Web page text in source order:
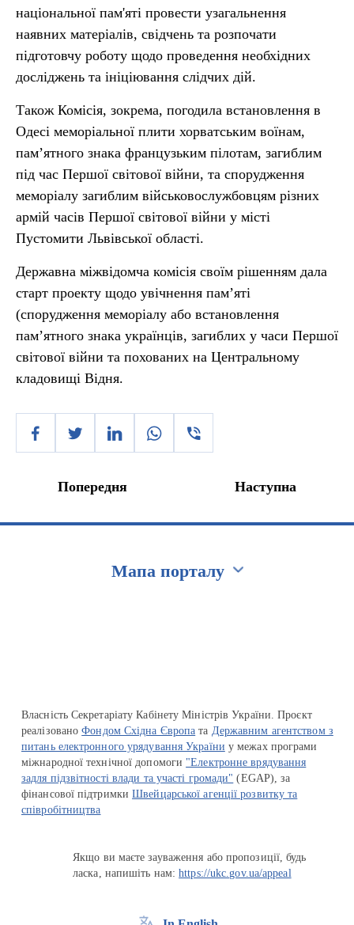
національної пам'яті провести узагальнення
наявних матеріалів, свідчень та розпочати
підготовчу роботу щодо проведення необхідних
досліджень та ініціювання слідчих дій.
Також Комісія, зокрема, погодила встановлення в
Одесі меморіальної плити хорватським воїнам,
пам’ятного знака французьким пілотам, загиблим
під час Першої світової війни, та спорудження
меморіалу загиблим військовослужбовцям різних
армій часів Першої світової війни у місті
Пустомити Львівської області.
Державна міжвідомча комісія своїм рішенням дала
старт проекту щодо увічнення пам’яті
(спорудження меморіалу або встановлення
пам’ятного знака українців, загиблих у часи Першої
світової війни та похованих на Центральному
кладовищі Відня.
Попередня Наступна
Мапа порталу
Власність Секретаріату Кабінету Міністрів України. Проєкт
реалізованоФондом Східна Європа та Державним агентством з
питань електронного урядування України у межах програми
міжнародної технічної допомоги "Електронне врядування
задля підзвітності влади та участі громади" (EGAP), за
фінансової підтримкиШвейцарської агенції розвитку та
співробітництва
Якщо ви маєте зауваження або пропозиції, будь
ласка, напишіть нам:https://ukc.gov.ua/appeal